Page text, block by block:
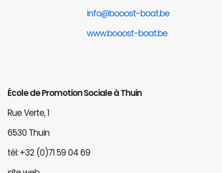
info@booost-boat.be
www.booost-boat.be
École de Promotion Sociale à Thuin
Rue Verte, 1
6530 Thuin
tél: +32 (0)71 59 04 69